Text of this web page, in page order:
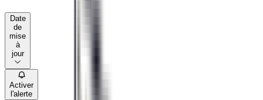
Date
de
mise
à
jour
Activer
l'alerte